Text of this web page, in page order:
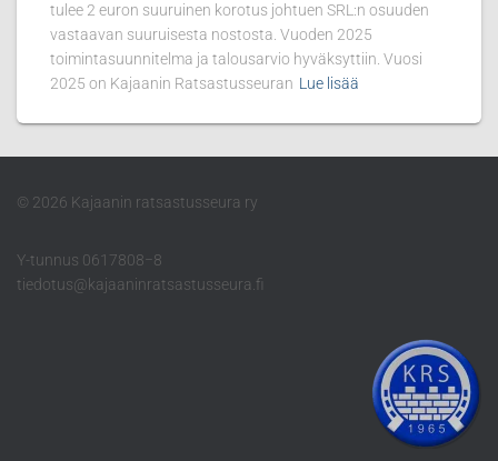
tulee 2 euron suuruinen korotus johtuen SRL:n osuuden
vastaavan suuruisesta nostosta. Vuoden 2025
toimintasuunnitelma ja talousarvio hyväksyttiin. Vuosi
2025 on Kajaanin Ratsastusseuran Lue lisää
© 2026 Kajaanin ratsastusseura ry
Y-tunnus 0617808−8
tiedotus@kajaaninratsastusseura.fi